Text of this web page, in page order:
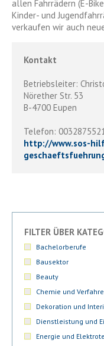
allen Fahrrädern (E-
Kinder- und
verkaufen wir auch
Kontakt
Betriebsleiter:
Nörether Str. 53
B-4700 Eupen
Telefon:
http://www.sos-
FILTER ÜBER
Bachelorberufe
Bausektor
Beauty
Chemie und
Dekoration und
Dienstleistung und
Energie und